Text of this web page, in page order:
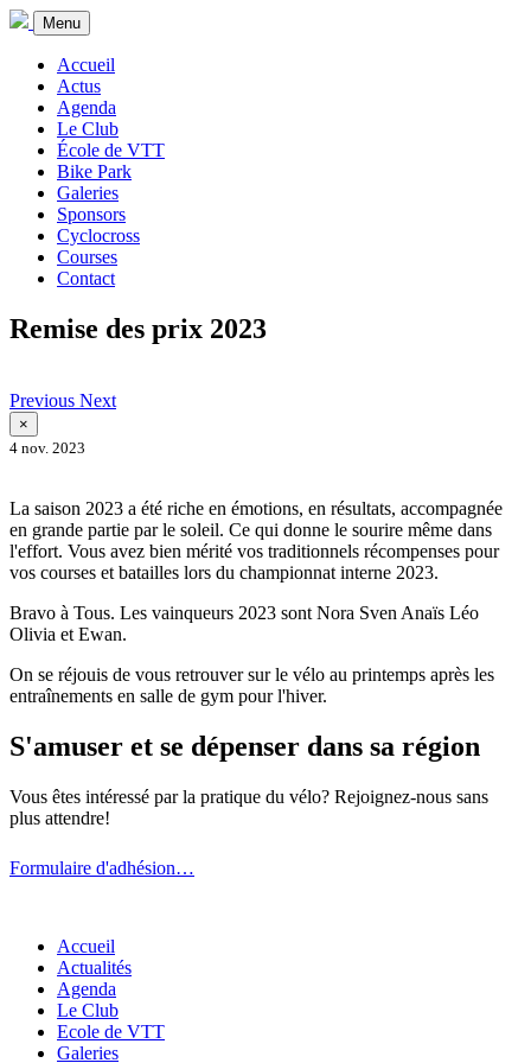
Menu
Accueil
Actus
Agenda
Le Club
École de VTT
Bike Park
Galeries
Sponsors
Cyclocross
Courses
Contact
Remise des prix 2023
Previous Next
×
4 nov. 2023
La saison 2023 a été riche en émotions, en résultats, accompagnée
en grande partie par le soleil. Ce qui donne le sourire même dans
l'effort. Vous avez bien mérité vos traditionnels récompenses pour
vos courses et batailles lors du championnat interne 2023.
Bravo à Tous. Les vainqueurs 2023 sont Nora Sven Anaïs Léo
Olivia et Ewan.
On se réjouis de vous retrouver sur le vélo au printemps après les
entraînements en salle de gym pour l'hiver.
S'amuser et se dépenser dans sa région
Vous êtes intéressé par la pratique du vélo? Rejoignez-nous sans
plus attendre!
Formulaire d'adhésion…
Accueil
Actualités
Agenda
Le Club
Ecole de VTT
Galeries